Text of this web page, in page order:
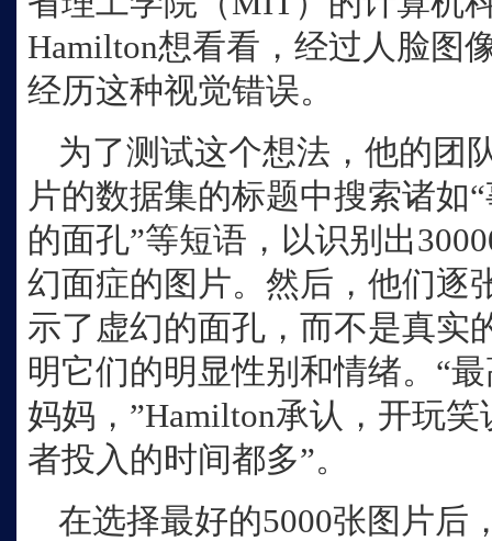
Hamilton想看看，经过人脸图
经历这种视觉错误。
为了测试这个想法，他的团
片的数据集的标题中搜索诸如
的面孔”等短语，以识别出
幻面症的图片。然后，他们逐
示了虚幻的面孔，而不是真实
明它们的明显性别和情绪。“
妈妈，”Hamilton承认，开玩
者投入的时间都多”。
在选择最好的5000张图片后